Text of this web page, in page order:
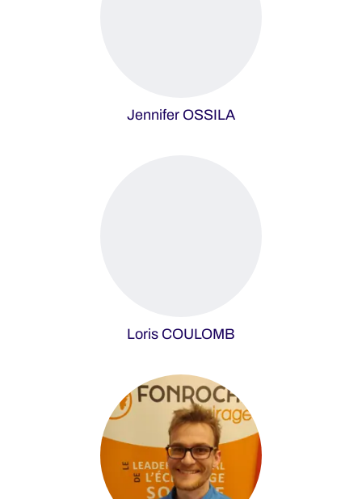
Jennifer OSSILA
Loris COULOMB